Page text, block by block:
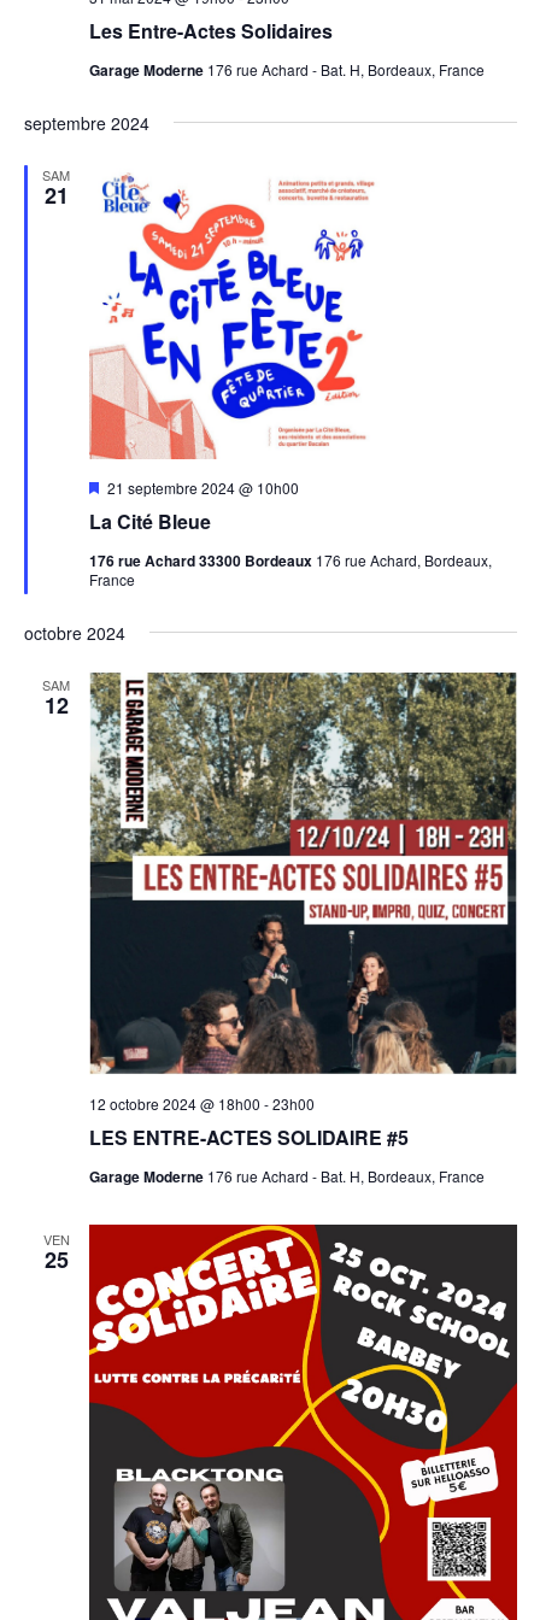
Les Entre-Actes Solidaires
Garage Moderne 176 rue Achard - Bat. H, Bordeaux, France
septembre 2024
SAM
21
La Cité Bleue
Mis
avant
21 septembre 2024 @ 10h00
176 rue Achard 33300 Bordeaux 176 rue Achard, Bordeaux,
France
octobre 2024
SAM
12
LES ENTRE-ACTES SOLIDAIRE #5
12 octobre 2024 @ 18h00 -23h00
Garage Moderne 176 rue Achard - Bat. H, Bordeaux, France
VEN
25